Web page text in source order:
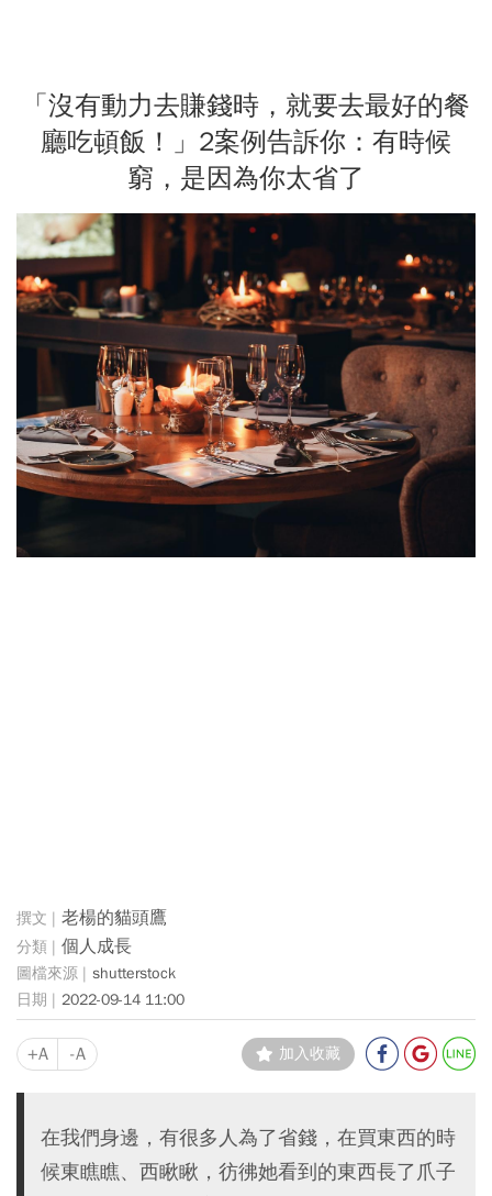
「沒有動力去賺錢時，就要去最好的餐
廳吃頓飯！」2案例告訴你：有時候
窮，是因為你太省了
老楊的貓頭鷹
個人成長
shutterstock
2022-09-14 11:00
+A -A 加入收藏
在我們身邊，有很多人為了省錢，在買東西的時
候東瞧瞧、西瞅瞅，彷彿她看到的東西長了爪子